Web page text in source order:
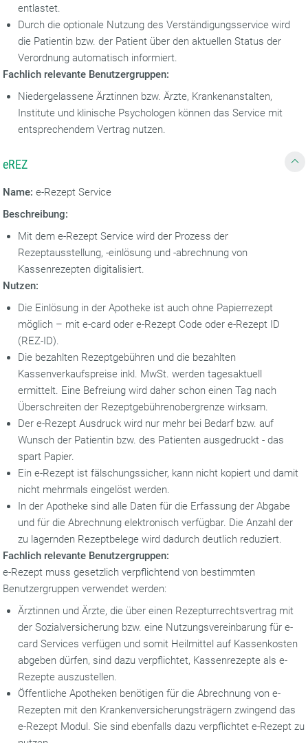
entlastet.
Durch die optionale Nutzung des Verständigungsservice wird
die Patientin bzw. der Patient über den aktuellen Status der
Verordnung automatisch informiert.
Fachlich relevante Benutzergruppen:
Niedergelassene Ärztinnen bzw. Ärzte, Krankenanstalten,
Institute und klinische Psychologen können das Service mit
entsprechendem Vertrag nutzen.
eREZ
Name: e-Rezept Service
Beschreibung:
Mit dem e-Rezept Service wird der Prozess der
Rezeptausstellung, -einlösung und -abrechnung von
Kassenrezepten digitalisiert.
Nutzen:
Die Einlösung in der Apotheke ist auch ohne Papierrezept
möglich – mit e-card oder e-Rezept Code oder e-Rezept ID
(REZ-ID).
Die bezahlten Rezeptgebühren und die bezahlten
Kassenverkaufspreise inkl. MwSt. werden tagesaktuell
ermittelt. Eine Befreiung wird daher schon einen Tag nach
Überschreiten der Rezeptgebührenobergrenze wirksam.
Der e-Rezept Ausdruck wird nur mehr bei Bedarf bzw. auf
Wunsch der Patientin bzw. des Patienten ausgedruckt - das
spart Papier.
Ein e-Rezept ist fälschungssicher, kann nicht kopiert und damit
nicht mehrmals eingelöst werden.
In der Apotheke sind alle Daten für die Erfassung der Abgabe
und für die Abrechnung elektronisch verfügbar. Die Anzahl der
zu lagernden Rezeptbelege wird dadurch deutlich reduziert.
Fachlich relevante Benutzergruppen:
e-Rezept muss gesetzlich verpflichtend von bestimmten
Benutzergruppen verwendet werden:
Ärztinnen und Ärzte, die über einen Rezepturrechtsvertrag mit
der Sozialversicherung bzw. eine Nutzungsvereinbarung für e-
card Services verfügen und somit Heilmittel auf Kassenkosten
abgeben dürfen, sind dazu verpflichtet, Kassenrezepte als e-
Rezepte auszustellen.
Öffentliche Apotheken benötigen für die Abrechnung von e-
Rezepten mit den Krankenversicherungsträgern zwingend das
e-Rezept Modul. Sie sind ebenfalls dazu verpflichtet e-Rezept zu